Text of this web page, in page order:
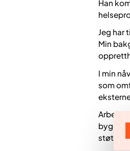
Han
Jeg har
Min
I min
som
støtter